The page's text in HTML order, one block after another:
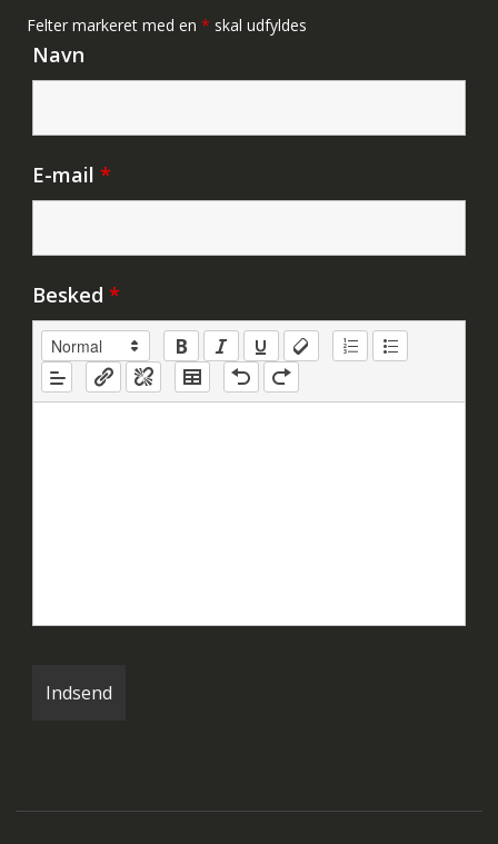
Felter markeret med en * skal udfyldes
Navn
E-mail *
Besked *